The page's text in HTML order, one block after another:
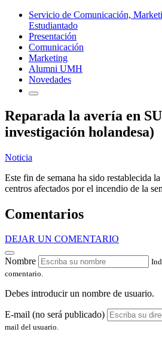
Servicio de Comunicación,
Estudiantado
Presentación
Comunicación
Marketing
Alumni UMH
Novedades
Reparada la avería en
investigación holandesa)
Noticia
Este fin de semana ha sido restablecida
centros afectados por el incendio de la
Comentarios
DEJAR UN COMENTARIO
Nombre
comentario.
Debes introducir un nombre de usuario.
E-mail (no será publicado)
mail del usuario.